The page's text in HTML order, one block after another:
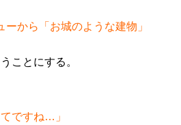
から「お城のような建物」
ことにする。
ですね…」